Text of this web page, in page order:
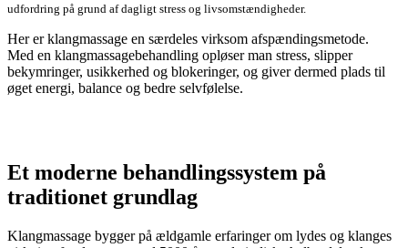
udfordring på grund af dagligt stress og livsomstændigheder.
Her er klangmassage en særdeles virksom afspændingsmetode.
Med en klangmassagebehandling opløser man stress, slipper
bekymringer, usikkerhed og blokeringer, og giver dermed plads til
øget energi, balance og bedre selvfølelse.
Et moderne behandlingssystem på
traditionet grundlag
Klangmassage bygger på ældgamle erfaringer om lydes og klanges